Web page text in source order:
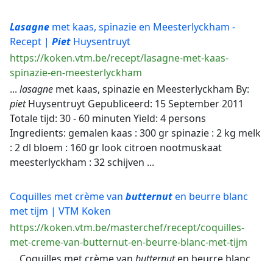
Lasagne met kaas, spinazie en Meesterlyckham -
Recept | Piet Huysentruyt
https://koken.vtm.be/recept/lasagne-met-kaas-
spinazie-en-meesterlyckham
... lasagne met kaas, spinazie en Meesterlyckham By:
pietHuysentruyt Gepubliceerd: 15 September 2011
Totale tijd: 30 - 60 minuten Yield: 4 persons
Ingredients: gemalen kaas : 300 gr spinazie : 2 kg melk
: 2 dl bloem : 160 gr look citroen nootmuskaat
meesterlyckham : 32 schijven ...
Coquilles met crème van butternuten beurre blanc
met tijm | VTM Koken
https://koken.vtm.be/masterchef/recept/coquilles-
met-creme-van-butternut-en-beurre-blanc-met-tijm